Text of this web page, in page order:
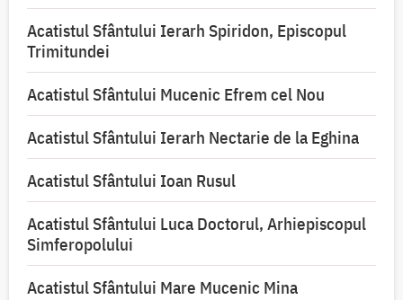
Acatistul Sfântului Ierarh Spiridon, Episcopul
Trimitundei
Acatistul Sfântului Mucenic Efrem cel Nou
Acatistul Sfântului Ierarh Nectarie de la Eghina
Acatistul Sfântului Ioan Rusul
Acatistul Sfântului Luca Doctorul, Arhiepiscopul
Simferopolului
Acatistul Sfântului Mare Mucenic Mina